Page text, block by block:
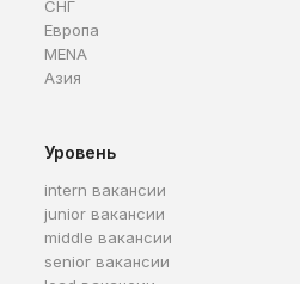
СНГ
Европа
MENA
Азия
Уровень
intern вакансии
junior вакансии
middle вакансии
senior вакансии